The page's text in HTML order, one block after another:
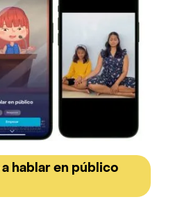
a hablar en público